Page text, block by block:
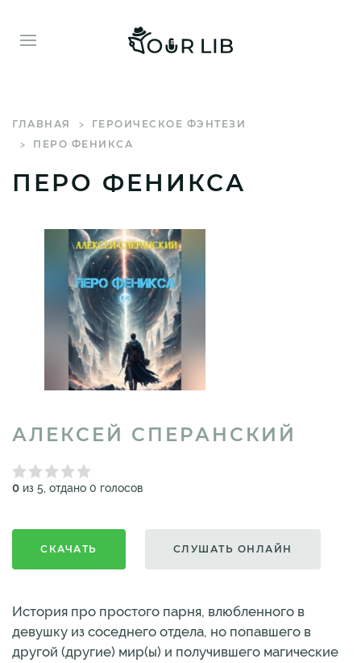
ГЛАВНАЯ
ГЕРОИЧЕСКОЕ ФЭНТЕЗИ
ПЕРО ФЕНИКСА
ПЕРО ФЕНИКСА
АЛЕКСЕЙ СПЕРАНСКИЙ
0 из 5, отдано 0 голосов
СКАЧАТЬ СЛУШАТЬ ОНЛАЙН
История про простого парня, влюбленного в
девушку из соседнего отдела, но попавшего в
другой (другие) мир(ы) и получившего магические